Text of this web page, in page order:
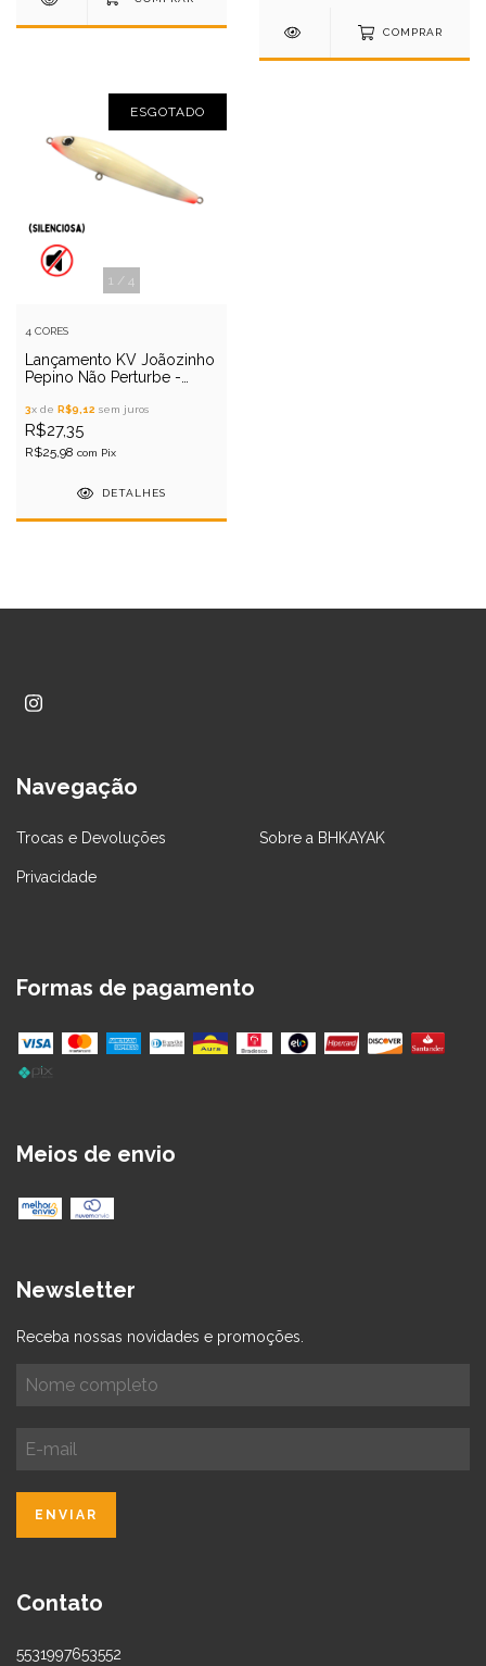
COMPRAR
1 / 4
ESGOTADO
4 CORES
Lançamento KV Joãozinho
Pepino Não Perturbe -
3x de R$9,12 sem juros
R$27,35
R$25,98 com Pix
DETALHES
Navegação
Trocas e Devoluções Sobre a BHKAYAK
Privacidade
Formas de pagamento
Meios de envio
Newsletter
Receba nossas novidades e promoções.
Contato
5531997653552